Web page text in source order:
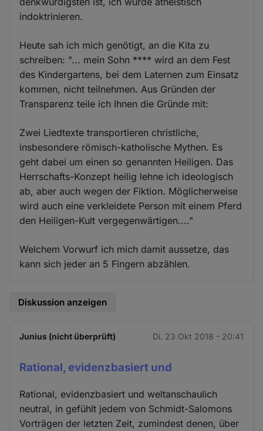
indoktrinieren.
Heute sah ich mich genötigt, an die Kita zu
schreiben: "... mein Sohn **** wird an dem Fest
des Kindergartens, bei dem Laternen zum Einsatz
kommen, nicht teilnehmen. Aus Gründen der
Transparenz teile ich Ihnen die Gründe mit:
Zwei Liedtexte transportieren christliche,
insbesondere römisch-katholische Mythen. Es
geht dabei um einen so genannten Heiligen. Das
Herrschafts-Konzept heilig lehne ich ideologisch
ab, aber auch wegen der Fiktion. Möglicherweise
wird auch eine verkleidete Person mit einem Pferd
den Heiligen-Kult vergegenwärtigen...."
Welchem Vorwurf ich mich damit aussetze, das
kann sich jeder an 5 Fingern abzählen.
Diskussion anzeigen
Junius (nicht überprüft) Di. 23 Okt 2018 - 20:41
Rational, evidenzbasiert und
Rational, evidenzbasiert und weltanschaulich
neutral, in gefühlt jedem von Schmidt-Salomons
Vorträgen der letzten Zeit, zumindest denen, über